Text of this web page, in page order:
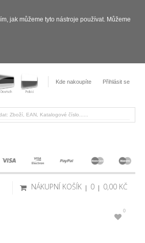
jak můžeme tyto nástroje používat. Můžeme
Kde nakoupíte Přihlásit se
NÁKUPNÍ KOŠÍK 0 0,00 KČ
0